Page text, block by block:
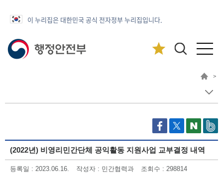
이 누리집은 대한민국 공식 전자정부 누리집입니다.
>
(2022년) 비영리민간단체 공익활동 지원사업 교부결정 내역
등록일 : 2023.06.16. 작성자 : 민간협력과 조회수 : 298814